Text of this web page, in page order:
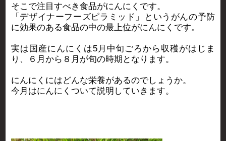
そこで注目すべき食品がにんにくです。
「デザイナーフーズピラミッド」というがんの予防
に効果のある食品の中の最上位がにんにくです。
実は国産にんにくは5月中旬ごろから収穫がはじま
り、６月から８月が旬の時期となります。
にんにくにはどんな栄養があるのでしょうか。
今月はにんにくついて説明していきます。